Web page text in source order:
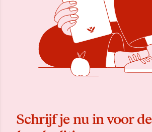
Schrijf je nu in voor de